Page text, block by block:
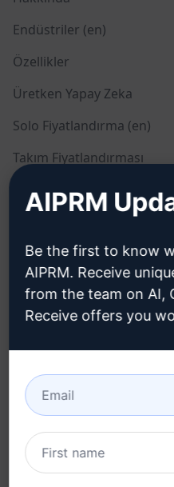
Endüstriler (en)
Özellikler
Üretken Yapay Zeka
Solo Fiyatlandırma (en)
Takım Fiyatlandırması
(en)
Blog (en)
YASAL
Gizlilik Politikası (en)
Politikası (en)
Kullanım Koşulları (en)
Tarayıcı Uzantısı
Terimleri (en)
Faturalama Koşulları (en)
AIPRM
Be the first to know
AIPRM. Receive
from the team on AI,
Receive offers you